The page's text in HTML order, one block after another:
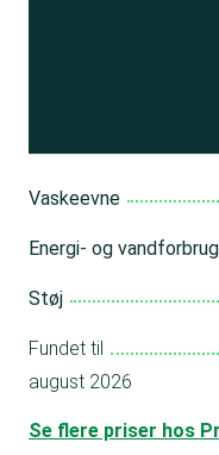
Vaskeevne
Energi- og vandforbrug
Støj
Fundet til
august 2026
Se flere priser hos